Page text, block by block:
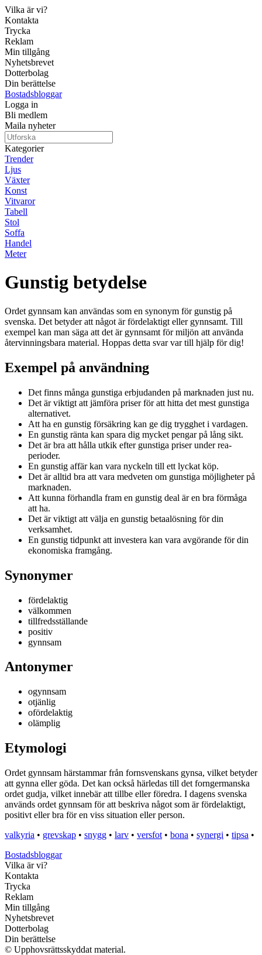
Vilka är vi?
Kontakta
Trycka
Reklam
Min tillgång
Nyhetsbrevet
Dotterbolag
Din berättelse
Bostadsbloggar
Logga in
Bli medlem
Maila nyheter
Kategorier
Trender
Ljus
Växter
Konst
Vitvaror
Tabell
Stol
Soffa
Handel
Meter
Gunstig betydelse
Ordet gynnsam kan användas som en synonym för gunstig på
svenska. Det betyder att något är fördelaktigt eller gynnsamt. Till
exempel kan man säga att det är gynnsamt för miljön att använda
återvinningsbara material. Hoppas detta svar var till hjälp för dig!
Exempel på användning
Det finns många gunstiga erbjudanden på marknaden just nu.
Det är viktigt att jämföra priser för att hitta det mest gunstiga
alternativet.
Att ha en gunstig försäkring kan ge dig trygghet i vardagen.
En gunstig ränta kan spara dig mycket pengar på lång sikt.
Det är bra att hålla utkik efter gunstiga priser under rea-
perioder.
En gunstig affär kan vara nyckeln till ett lyckat köp.
Det är alltid bra att vara medveten om gunstiga möjligheter på
marknaden.
Att kunna förhandla fram en gunstig deal är en bra förmåga
att ha.
Det är viktigt att välja en gunstig betaalösning för din
verksamhet.
En gunstig tidpunkt att investera kan vara avgörande för din
ekonomiska framgång.
Synonymer
fördelaktig
välkommen
tillfredsställande
positiv
gynnsam
Antonymer
ogynnsam
otjänlig
ofördelaktig
olämplig
Etymologi
Ordet gynnsam härstammar från fornsvenskans gynsa, vilket betyder
att gynna eller göda. Det kan också härledas till det forngermanska
ordet gudja, vilket innebär att tillbe eller föredra. I dagens svenska
används ordet gynnsam för att beskriva något som är fördelaktigt,
positivt eller bra för en viss situation eller person.
valkyria • grevskap • snygg • larv • versfot • bona • synergi • tipsa •
Bostadsbloggar
Vilka är vi?
Kontakta
Trycka
Reklam
Min tillgång
Nyhetsbrevet
Dotterbolag
Din berättelse
© Upphovsrättsskyddat material.